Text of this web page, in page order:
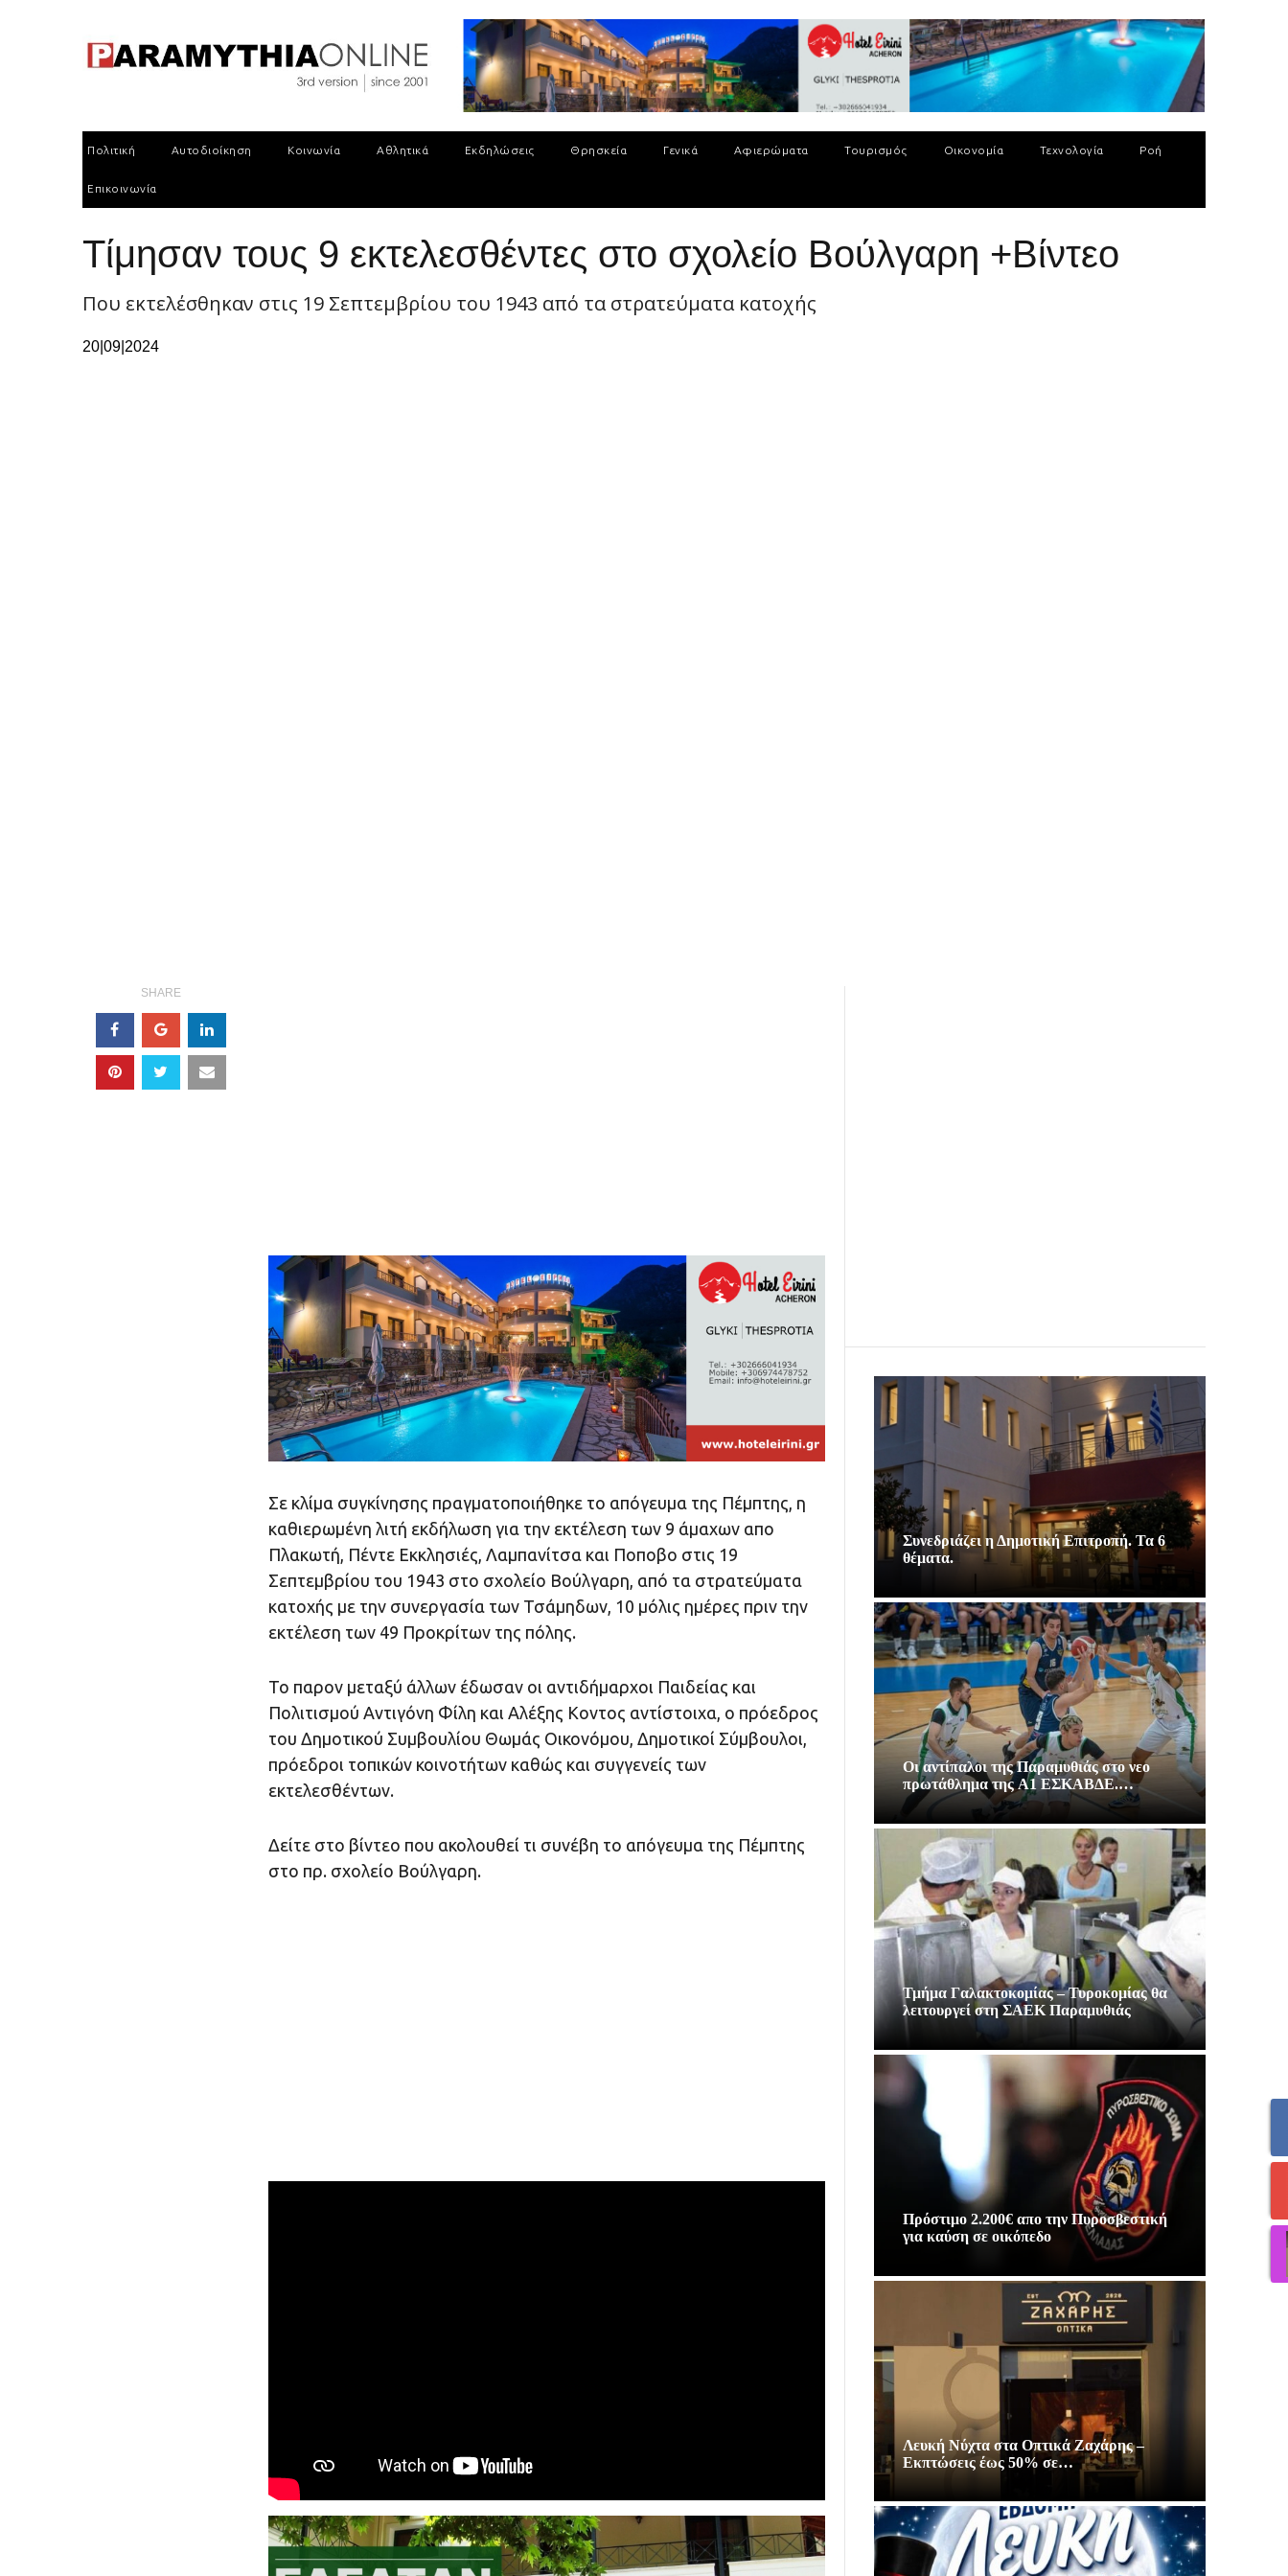
Πολιτική Αυτοδιοίκηση Κοινωνία Αθλητικά Εκδηλώσεις Θρησκεία Γενικά Αφιερώματα Τουρισμός Οικονομία Τεχνολογία Ροή
Επικοινωνία
Τίμησαν τους 9 εκτελεσθέντες στο σχολείο Βούλγαρη +Βίντεο
Που εκτελέσθηκαν στις 19 Σεπτεμβρίου του 1943 από τα στρατεύματα κατοχής
20|09|2024
SHARE
Σε κλίμα συγκίνησης πραγματοποιήθηκε το απόγευμα της Πέμπτης, η
καθιερωμένη λιτή εκδήλωση για την εκτέλεση των 9 άμαχων απο
Πλακωτή, Πέντε Εκκλησιές, Λαμπανίτσα και Ποποβο στις 19
Σεπτεμβρίου του 1943 στο σχολείο Βούλγαρη, από τα στρατεύματα
κατοχής με την συνεργασία των Τσάμηδων, 10 μόλις ημέρες πριν την
εκτέλεση των 49 Προκρίτων της πόλης.
Το παρον μεταξύ άλλων έδωσαν οι αντιδήμαρχοι Παιδείας και
Πολιτισμού Αντιγόνη Φίλη και Αλέξης Κοντος αντίστοιχα, ο πρόεδρος
του Δημοτικού Συμβουλίου Θωμάς Οικονόμου, Δημοτικοί Σύμβουλοι,
πρόεδροι τοπικών κοινοτήτων καθώς και συγγενείς των
εκτελεσθέντων.
Δείτε στο βίντεο που ακολουθεί τι συνέβη το απόγευμα της Πέμπτης
στο πρ. σχολείο Βούλγαρη.
Συνεδριάζει η Δημοτική Επιτροπή. Τα 6
θέματα.
Οι αντίπαλοι της Παραμυθιάς στο νεο
πρωτάθλημα της A1 ΕΣΚΑΒΔΕ.…
Τμήμα Γαλακτοκομίας – Τυροκομίας θα
λειτουργεί στη ΣΑΕΚ Παραμυθιάς
Πρόστιμο 2.200€ απο την Πυροσβεστική
για καύση σε οικόπεδο
Λευκή Νύχτα στα Οπτικά Ζαχάρης –
Εκπτώσεις έως 50% σε…